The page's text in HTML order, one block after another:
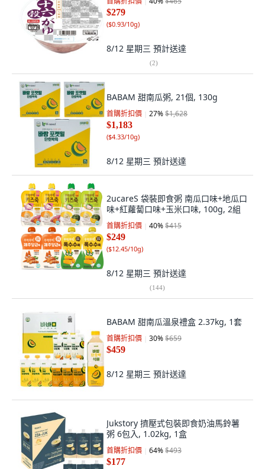
$279
($0.93/10g)
8/12 星期三 預計送達
(2)
BABAM 甜南瓜粥, 21個, 130g
首購折扣價 27%$1,628
$1,183
($4.33/10g)
8/12 星期三 預計送達
2ucareS 袋裝即食粥 南瓜口味+地瓜口
味+紅蘿蔔口味+玉米口味, 100g, 2組
首購折扣價 40%$415
$249
($12.45/10g)
8/12 星期三 預計送達
(144)
BABAM 甜南瓜溫泉禮盒 2.37kg, 1套
首購折扣價 30%$659
$459
8/12 星期三 預計送達
Jukstory 擠壓式包裝即食奶油馬鈴薯
粥 6包入, 1.02kg, 1盒
首購折扣價 64%$493
$177